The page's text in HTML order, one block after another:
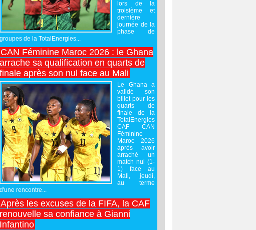
lors de la
troisième et
dernière
journée de la
phase de
groupes de la TotalEnergies...
CAN Féminine Maroc 2026 : le Ghana
arrache sa qualification en quarts de
finale après son nul face au Mali
Le Ghana a
validé son
billet pour les
quarts de
finale de la
TotalEnergies
CAF CAN
Féminine
Maroc 2026
après avoir
arraché un
match nul (1-
1) face au
Mali, jeudi,
au terme
d'une rencontre...
Après les excuses de la FIFA, la CAF
renouvelle sa confiance à Gianni
Infantino